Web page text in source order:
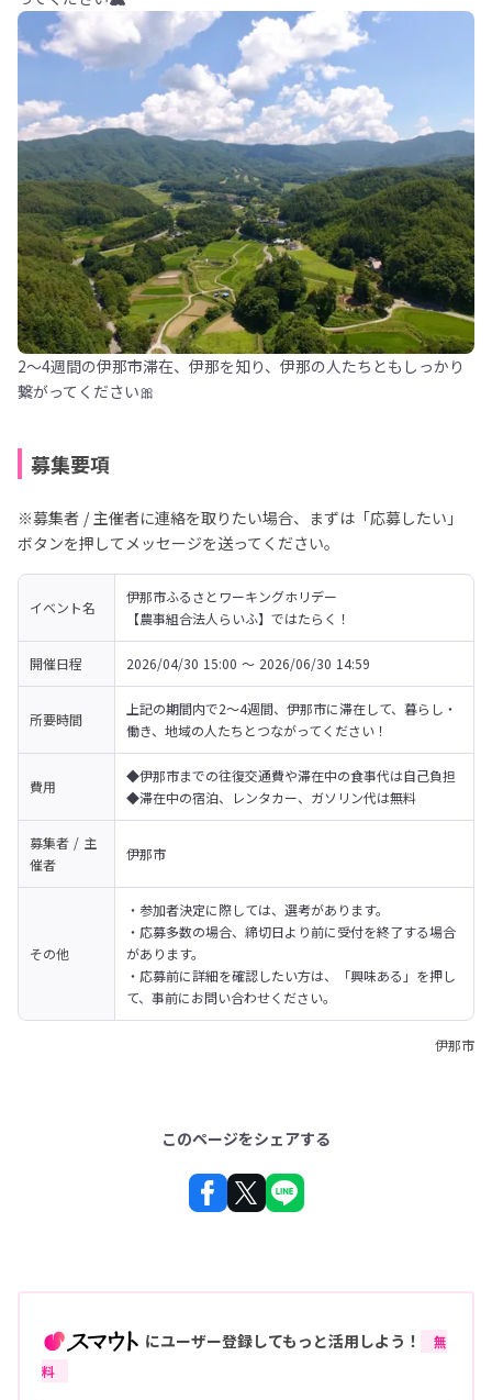
2～4週間の伊那市滞在、伊那を知り、伊那の人たちともしっかり
繋がってください🎀
募集要項
※募集者 / 主催者に連絡を取りたい場合、まずは「応募したい」
ボタンを押してメッセージを送ってください。
イベント名
伊那市ふるさとワーキングホリデー
【農事組合法人らいふ】ではたらく！
開催日程 2026/04/30 15:00 〜 2026/06/30 14:59
所要時間
上記の期間内で2～4週間、伊那市に滞在して、暮らし・
働き、地域の人たちとつながってください！
費用
◆伊那市までの往復交通費や滞在中の食事代は自己負担
◆滞在中の宿泊、レンタカー、ガソリン代は無料
募集者 / 主
催者
伊那市
その他
・参加者決定に際しては、選考があります。
・応募多数の場合、締切日より前に受付を終了する場合
があります。
・応募前に詳細を確認したい方は、「興味ある」を押し
て、事前にお問い合わせください。
伊那市
このページをシェアする
にユーザー登録してもっと活用しよう！
無
料